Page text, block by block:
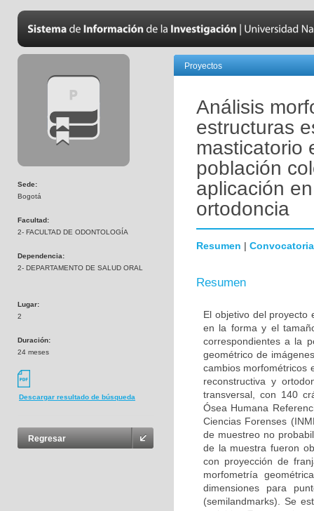
Sede:
Bogotá
Facultad:
2- FACULTAD DE ODONTOLOGÍA
Dependencia:
2- DEPARTAMENTO DE SALUD ORAL
Lugar:
2
Duración:
24 meses
Descargar resultado de búsqueda
Regresar
Proyectos
Análisis
estructuras
masticatorio
población
aplicación
ortodoncia
Resumen | Convocatoria
Resumen
El objetivo del proyecto
en la forma y el
correspondientes a la
geométrico de
cambios morfométricos
reconstructiva y
transversal, con 140
Ósea Humana
Ciencias Forenses
de muestreo no
de la muestra fueron
con proyección de
morfometría
dimensiones para
(semilandmarks). Se